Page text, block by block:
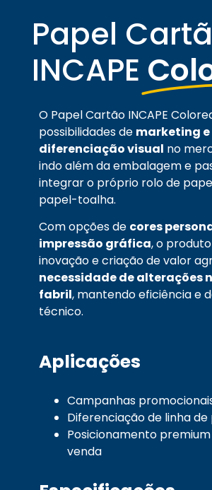
Papel
INCAPE
O Papel Cartão INCAPE
possibilidades de marketing e
diferenciação visual no
indo além da embalagem e
integrar o próprio rolo de
papel-toalha.
Com opções de cores
impressão gráfica, o
inovação e criação de valor
necessidade de alterações
fabril, mantendo eficiência e
técnico.
Aplicações
Campanhas
Diferenciação de linha
Posicionamento
venda